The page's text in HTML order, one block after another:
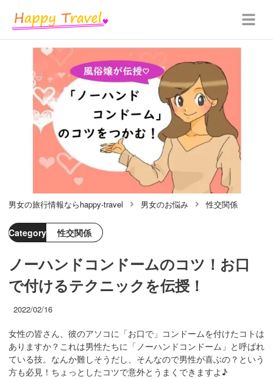
男女の旅行情報ならhappy-travel 男女のお悩み 性交関係
Category 性交関係
ノーハンドコンドームのコツ！お口
で付けるテクニックを伝授！
2022/02/16
女性の皆さん、彼のアソコに「お口で」コンドームを付けたコトは
ありますか？これは男性たちに「ノーハンドコンドーム」と呼ばれ
ている技。なんか難しそうだし、そんなので男性が喜ぶの？という
方も必見！ちょっとしたコツで意外とうまくできますよ♪